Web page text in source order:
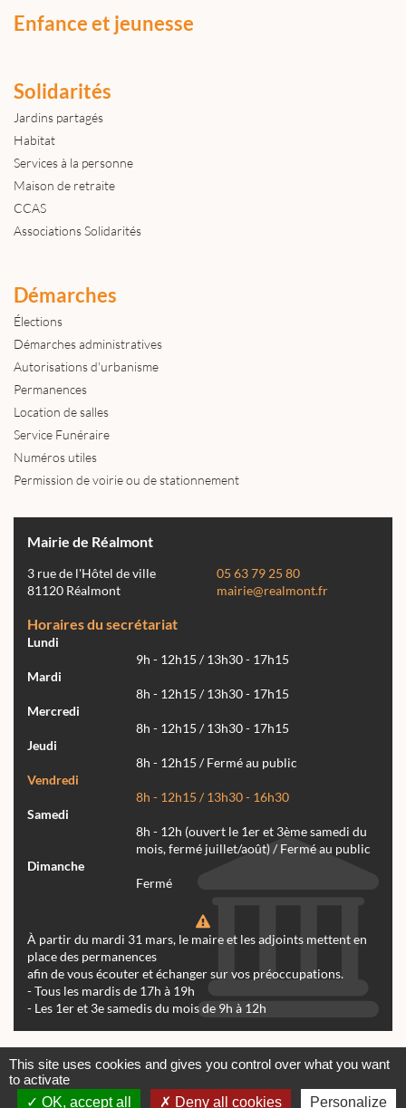
Enfance et jeunesse
Solidarités
Jardins partagés
Habitat
Services à la personne
Maison de retraite
CCAS
Associations Solidarités
Démarches
Élections
Démarches administratives
Autorisations d'urbanisme
Permanences
Location de salles
Service Funéraire
Numéros utiles
Permission de voirie ou de stationnement
Mairie de Réalmont
3 rue de l'Hôtel de ville
81120 Réalmont
05 63 79 25 80
mairie@realmont.fr
Horaires du secrétariat
Lundi
9h - 12h15 / 13h30 - 17h15
Mardi
8h - 12h15 / 13h30 - 17h15
Mercredi
8h - 12h15 / 13h30 - 17h15
Jeudi
8h - 12h15 / Fermé au public
Vendredi
8h - 12h15 / 13h30 - 16h30
Samedi
8h - 12h (ouvert le 1er et 3ème samedi du
mois, fermé juillet/août) / Fermé au public
Dimanche
Fermé
À partir du mardi 31 mars, le maire et les adjoints mettent en
place des permanences
afin de vous écouter et échanger sur vos préoccupations.
- Tous les mardis de 17h à 19h
- Les 1er et 3e samedis du mois de 9h à 12h
Contactez-nous
Mentions légales
This site uses cookies and gives you control over what you want
to activate
OK, accept all
Deny all cookies Personalize